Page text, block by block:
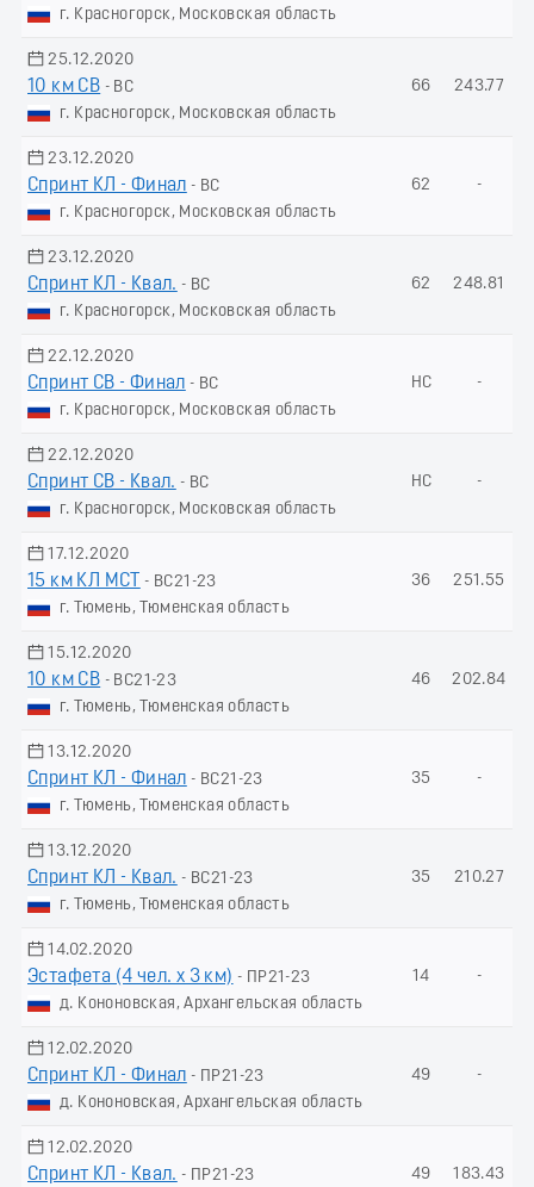
г. Красногорск, Московская область
25.12.2020
10 км СВ - ВС
г. Красногорск, Московская область
66 243.77
23.12.2020
Спринт КЛ - Финал - ВС
г. Красногорск, Московская область
62 -
23.12.2020
Спринт КЛ - Квал. - ВС
г. Красногорск, Московская область
62 248.81
22.12.2020
Спринт СВ - Финал - ВС
г. Красногорск, Московская область
НС -
22.12.2020
Спринт СВ - Квал. - ВС
г. Красногорск, Московская область
НС -
17.12.2020
15 км КЛ МСТ
- ВС21-23
г. Тюмень, Тюменская область
36 251.55
15.12.2020
10 км СВ - ВС21-23
г. Тюмень, Тюменская область
46 202.84
13.12.2020
Спринт КЛ - Финал - ВС21-23
г. Тюмень, Тюменская область
35 -
13.12.2020
Спринт КЛ - Квал. - ВС21-23
г. Тюмень, Тюменская область
35 210.27
14.02.2020
Эстафета (4 чел. х 3 км) - ПР21-23
д. Кононовская, Архангельская область
14 -
12.02.2020
Спринт КЛ - Финал - ПР21-23
д. Кононовская, Архангельская область
49 -
12.02.2020
Спринт КЛ - Квал. - ПР21-23
49 183.43